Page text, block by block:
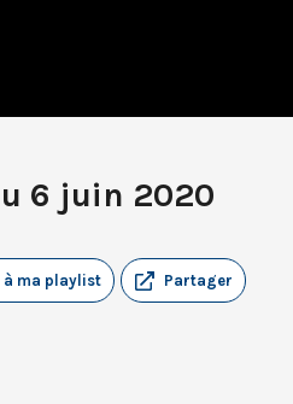
6 juin 2020
Partager
à ma playlist